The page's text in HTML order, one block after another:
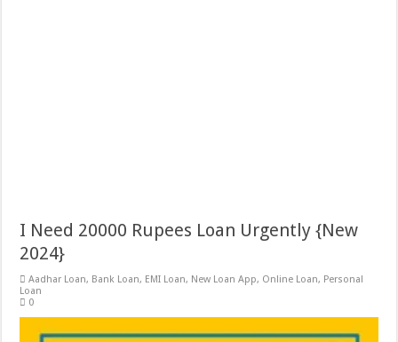
I Need 20000 Rupees Loan Urgently {New
2024}
Aadhar Loan, Bank Loan, EMI Loan, New Loan App, Online Loan, Personal
Loan
0